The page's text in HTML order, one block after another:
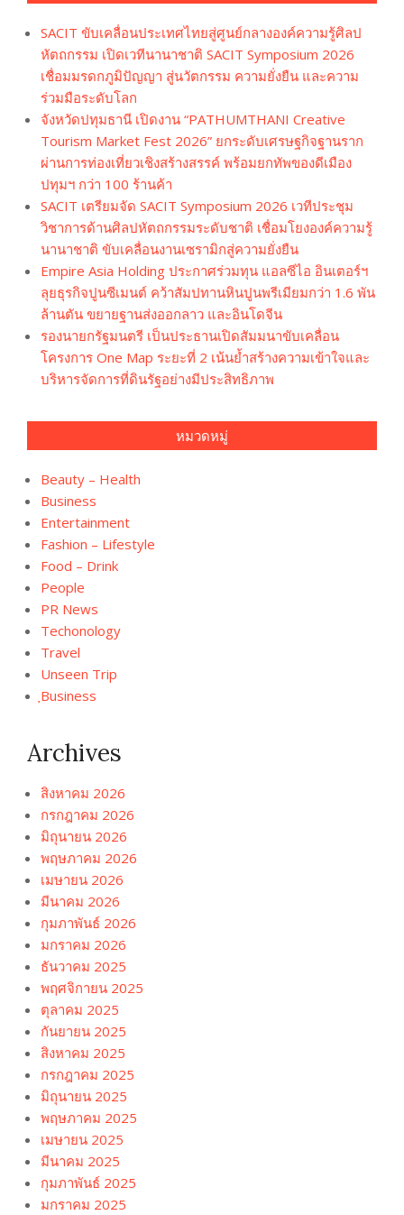
SACIT ขับเคลื่อนประเทศไทยสู่ศูนย์กลางองค์ความรู้ศิลป
หัตถกรรม เปิดเวทีนานาชาติ SACIT Symposium 2026
เชื่อมมรดกภูมิปัญญา สู่นวัตกรรม ความยั่งยืน และความ
ร่วมมือระดับโลก
จังหวัดปทุมธานี เปิดงาน “PATHUMTHANI Creative
Tourism Market Fest 2026” ยกระดับเศรษฐกิจฐานราก
ผ่านการท่องเที่ยวเชิงสร้างสรรค์ พร้อมยกทัพของดีเมือง
ปทุมฯ กว่า 100 ร้านค้า
SACIT เตรียมจัด SACIT Symposium 2026 เวทีประชุม
วิชาการด้านศิลปหัตถกรรมระดับชาติ เชื่อมโยงองค์ความรู้
นานาชาติ ขับเคลื่อนงานเซรามิกสู่ความยั่งยืน
Empire Asia Holding ประกาศร่วมทุน แอลซีไอ อินเตอร์ฯ
ลุยธุรกิจปูนซีเมนต์ คว้าสัมปทานหินปูนพรีเมียมกว่า 1.6 พัน
ล้านตัน ขยายฐานส่งออกลาว และอินโดจีน
รองนายกรัฐมนตรี เป็นประธานเปิดสัมมนาขับเคลื่อน
โครงการ One Map ระยะที่ 2 เน้นย้ำสร้างความเข้าใจและ
บริหารจัดการที่ดินรัฐอย่างมีประสิทธิภาพ
หมวดหมู่
Beauty – Health
Business
Entertainment
Fashion – Lifestyle
Food – Drink
People
PR News
Techonology
Travel
Unseen Trip
ฺBusiness
Archives
สิงหาคม 2026
กรกฎาคม 2026
มิถุนายน 2026
พฤษภาคม 2026
เมษายน 2026
มีนาคม 2026
กุมภาพันธ์ 2026
มกราคม 2026
ธันวาคม 2025
พฤศจิกายน 2025
ตุลาคม 2025
กันยายน 2025
สิงหาคม 2025
กรกฎาคม 2025
มิถุนายน 2025
พฤษภาคม 2025
เมษายน 2025
มีนาคม 2025
กุมภาพันธ์ 2025
มกราคม 2025